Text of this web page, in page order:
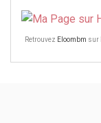
Retrouvez Eloombm sur